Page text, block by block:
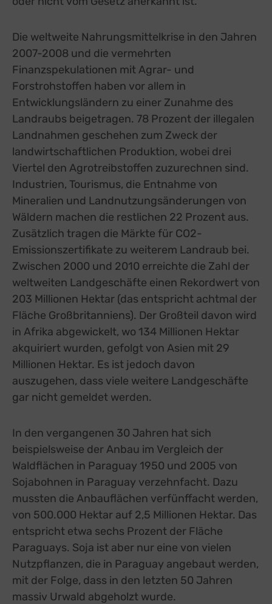
Die weltweite Nahrungsmittelkrise in den Jahren
2007-2008 und die vermehrten
Finanzspekulationen mit Agrar- und
Forstrohstoffen haben vor allem in
Entwicklungsländern zu einer Zunahme des
Landraubs beigetragen. 78 Prozent der illegalen
Landnahmen geschehen zum Zweck der
landwirtschaftlichen Produktion, wobei drei
Viertel den Agrotreibstoffen zuzurechnen sind.
Industrien, Tourismus, die Entnahme von
Mineralien und Landnutzungsänderungen von
Wäldern machen die restlichen 22 Prozent aus.
Zusätzlich tragen die Märkte für CO2-
Emissionszertifikate zu weiterem Landraub bei.
Zwischen 2000 und 2010 erreichte die Zahl der
weltweiten Landgeschäfte einen Rekordwert von
203 Millionen Hektar (das entspricht achtmal der
Fläche Großbritanniens). Der Großteil davon wird
in Afrika abgewickelt, wo 134 Millionen Hektar
akquiriert wurden, gefolgt von Asien mit 29
Millionen Hektar. Es ist jedoch davon
auszugehen, dass viele weitere Landgeschäfte
gar nicht gemeldet werden.
In den vergangenen 30 Jahren hat sich
beispielsweise der Anbau im Vergleich der
Waldflächen in Paraguay 1950 und 2005 von
Sojabohnen in Paraguay verzehnfacht. Dazu
mussten die Anbauflächen verfünffacht werden,
von 500.000 Hektar auf 2,5 Millionen Hektar. Das
entspricht etwa sechs Prozent der Fläche
Paraguays. Soja ist aber nur eine von vielen
Nutzpflanzen, die in Paraguay angebaut werden,
mit der Folge, dass in den letzten 50 Jahren
massiv Urwald abgeholzt wurde.